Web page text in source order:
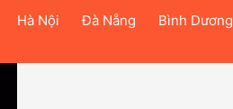
Hà Nội Đà Nẵng Bình Dương